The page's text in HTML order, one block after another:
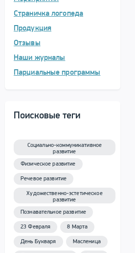
Страничка логопеда
Продукция
Отзывы
Наши журналы
Парциальные программы
Поисковые теги
Социально-коммуникативное
развитие
Физическое развитие
Речевое развитие
Художественно-эстетическое
развитие
Познавательное развитие
23 Февраля 8 Марта
День Букваря Масленица